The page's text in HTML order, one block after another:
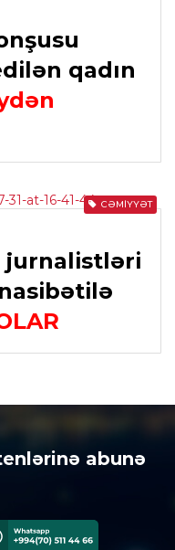
qadın
CƏMIYYƏT
jurnalistləri
abunə